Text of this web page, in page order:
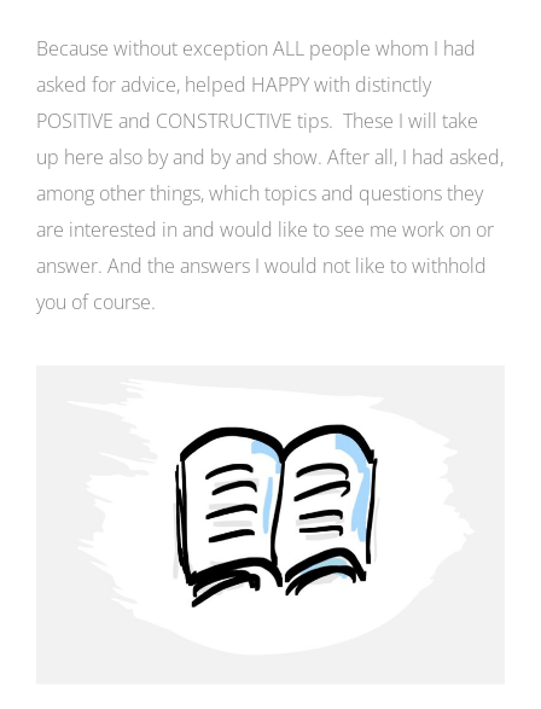
Because without exception ALL people whom I had
asked for advice, helped HAPPY with distinctly
POSITIVE and CONSTRUCTIVE tips. These I will take
up here also by and by and show. After all, I had asked,
among other things, which topics and questions they
are interested in and would like to see me work on or
answer. And the answers I would not like to withhold
you of course.